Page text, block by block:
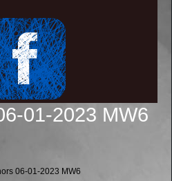
01-2023 MW6